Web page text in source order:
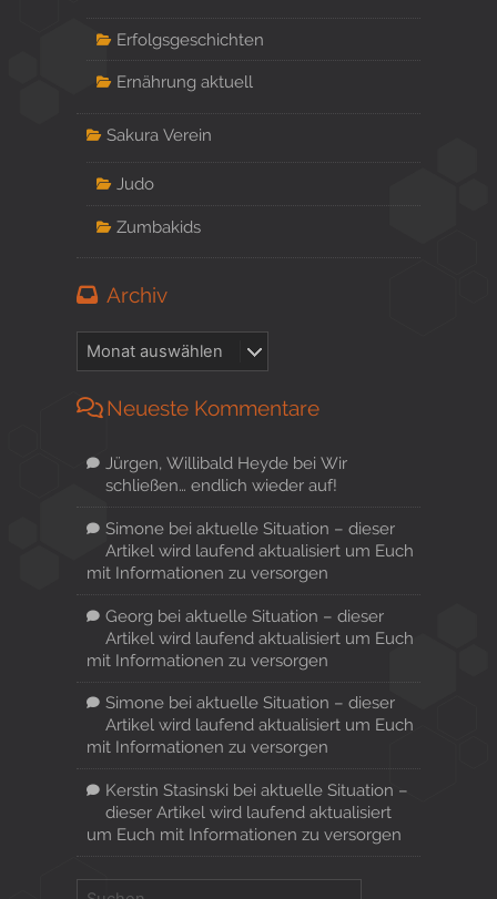
Erfolgsgeschichten
Ernährung aktuell
Sakura Verein
Judo
Zumbakids
Archiv
Neueste Kommentare
Jürgen, Willibald Heydebei Wir
schließen… endlich wieder auf!
Simonebei aktuelle Situation – dieser
Artikel wird laufend aktualisiert um Euch
mit Informationen zu versorgen
Georg bei aktuelle Situation – dieser
Artikel wird laufend aktualisiert um Euch
mit Informationen zu versorgen
Simonebei aktuelle Situation – dieser
Artikel wird laufend aktualisiert um Euch
mit Informationen zu versorgen
Kerstin Stasinski bei aktuelle Situation –
dieser Artikel wird laufend aktualisiert
um Euch mit Informationen zu versorgen